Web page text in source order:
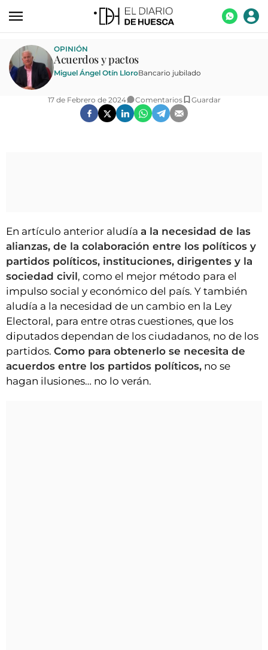
ACTUALIDAD
ECONOMÍA
TECNOLOGÍA
OPINIÓN
GALERÍAS
VÍDEOS
CONTACTAR
FIESTAS EN EL ALTO ARAGÓN
FIESTAS DE SAN LORENZO
AGENDA
CARTELERA
OPINIÓN
Acuerdos y pactos
Miguel Ángel Otín LloroBancario jubilado
17 de Febrero de 2024 Comentarios Guardar
En artículo anterior aludía a la necesidad de las
alianzas, de la colaboración entre los políticos y
partidos políticos, instituciones, dirigentes y la
sociedad civil, como el mejor método para el
impulso social y económico del país. Y también
aludía a la necesidad de un cambio en la Ley
Electoral, para entre otras cuestiones, que los
diputados dependan de los ciudadanos, no de los
partidos. Como para obtenerlo se necesita de
acuerdos entre los partidos políticos, no se
hagan ilusiones… no lo verán.